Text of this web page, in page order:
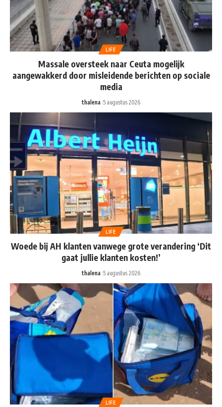
LIFE
Massale oversteek naar Ceuta mogelijk
aangewakkerd door misleidende berichten op sociale
media
thalena 5 augustus 2026
LIFE
Woede bij AH klanten vanwege grote verandering ‘Dit
gaat jullie klanten kosten!’
thalena 5 augustus 2026
LIFE